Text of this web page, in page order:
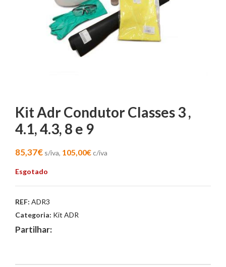
Kit Adr Condutor Classes 3 ,
4.1, 4.3, 8 e 9
85,37€ s/iva, 105,00€c/iva
Esgotado
REF: ADR3
Categoria: Kit ADR
Partilhar: